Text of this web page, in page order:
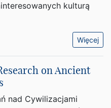
kulturą
Więcej
on Ancient
nad Cywilizacjami